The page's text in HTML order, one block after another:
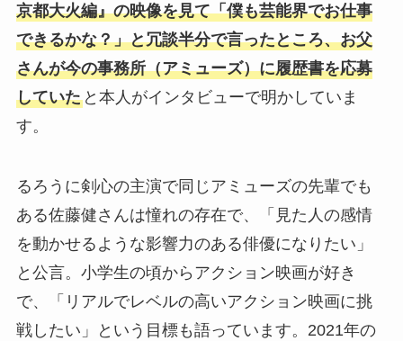
京都大火編』の映像を見て「僕も芸能界でお仕事
できるかな？」と冗談半分で言ったところ、お父
さんが今の事務所（アミューズ）に履歴書を応募
していたと本人がインタビューで明かしていま
す。
るろうに剣心の主演で同じアミューズの先輩でも
ある佐藤健さんは憧れの存在で、「見た人の感情
を動かせるような影響力のある俳優になりたい」
と公言。小学生の頃からアクション映画が好き
で、「リアルでレベルの高いアクション映画に挑
戦したい」という目標も語っています。2021年の